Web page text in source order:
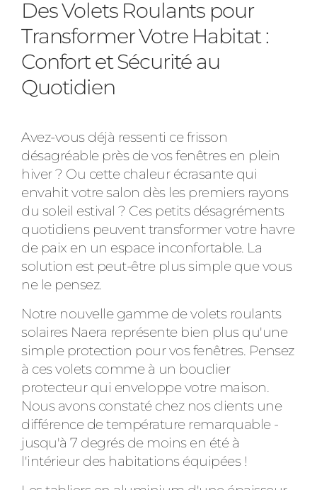
Adresse des travaux
Ville des travaux
Des Volets Roulants pour
Transformer Votre Habitat :
Confort et Sécurité au
Quotidien
Avez-vous déjà ressenti ce frisson
désagréable près de vos fenêtres en plein
hiver ? Ou cette chaleur écrasante qui
envahit votre salon dès les premiers rayons
du soleil estival ? Ces petits désagréments
quotidiens peuvent transformer votre havre
de paix en un espace inconfortable. La
solution est peut-être plus simple que vous
ne le pensez.
Notre nouvelle gamme de volets roulants
solaires Naera représente bien plus qu'une
simple protection pour vos fenêtres. Pensez
à ces volets comme à un bouclier
protecteur qui enveloppe votre maison.
Nous avons constaté chez nos clients une
différence de température remarquable -
jusqu'à 7 degrés de moins en été à
l'intérieur des habitations équipées !